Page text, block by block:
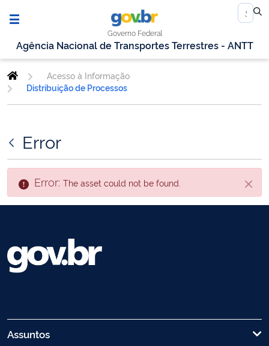
Governo Federal
Agência Nacional de Transportes Terrestres - ANTT
Acesso à Informação
Distribuição de Processos
Error
Close
Error: The asset could not be found.
Assuntos